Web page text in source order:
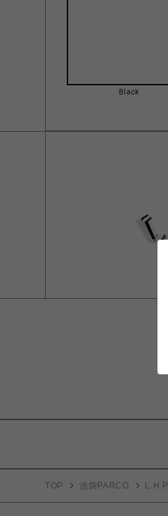
Black
TOP 池袋PARCO L.H.P